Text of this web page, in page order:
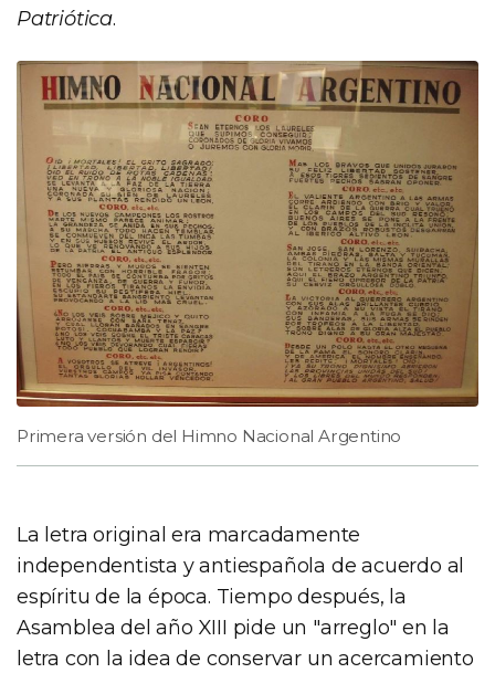
Patriótica.
Primera versión del Himno Nacional Argentino
La letra original era marcadamente
independentista y antiespañola de acuerdo al
espíritu de la época. Tiempo después, la
Asamblea del año XIII pide un "arreglo" en la
letra con la idea de conservar un acercamiento